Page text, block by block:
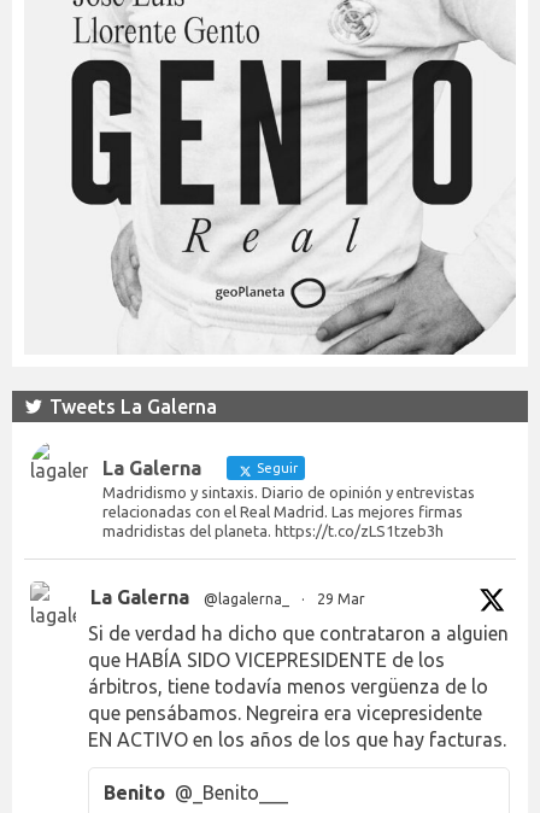
Tweets La Galerna
La Galerna Seguir
Madridismo y sintaxis. Diario de opinión y entrevistas
relacionadas con el Real Madrid. Las mejores firmas
madridistas del planeta. https://t.co/zLS1tzeb3h
La Galerna @lagalerna_ · 29 Mar
Si de verdad ha dicho que contrataron a alguien
que HABÍA SIDO VICEPRESIDENTE de los
árbitros, tiene todavía menos vergüenza de lo
que pensábamos. Negreira era vicepresidente
EN ACTIVO en los años de los que hay facturas.
Benito @_Benito___